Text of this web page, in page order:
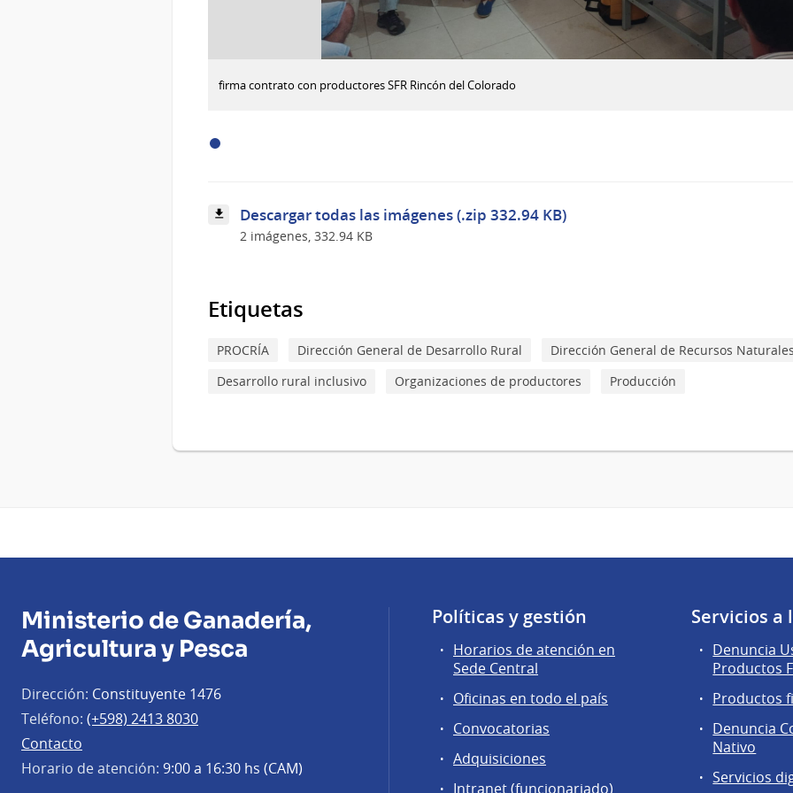
productores
Colorado
firma contrato con productores SFR Rincón del Colorado
Descargar todas las imágenes (.zip 332.94 KB)
2 imágenes, 332.94 KB
Etiquetas
PROCRÍA Dirección General de Desarrollo Rural Dirección General de Recursos Naturales
Desarrollo rural inclusivo
Organizaciones de productores Producción
Ministerio de Ganadería,
Agricultura y Pesca
Dirección: Constituyente 1476
Teléfono: (+598) 2413 8030
Contacto
Horario de atención: 9:00 a 16:30 hs (CAM)
Políticas y gestión
Horarios de atención en
Sede Central
Oficinas en todo el país
Convocatorias
Adquisiciones
Intranet (funcionariado)
Servicios a
Denuncia
Productos
Productos
Denuncia
Nativo
Servicios